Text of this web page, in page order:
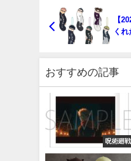
【
く
おすすめの記事
呪術廻戦